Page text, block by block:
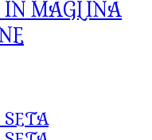
IN MAGLINA